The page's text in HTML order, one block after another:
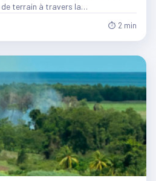
de terrain à travers la…
⏱ 2 min